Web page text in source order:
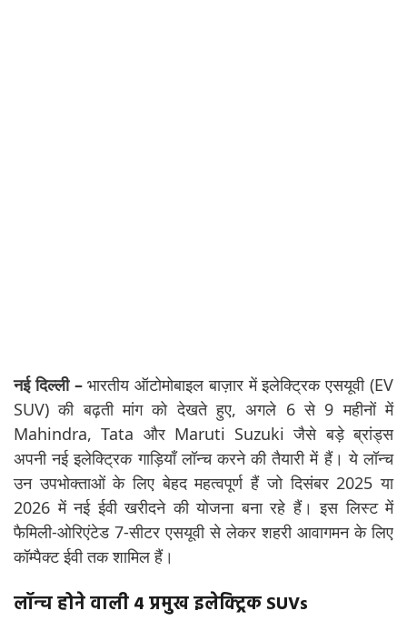
नई दिल्ली –भारतीय ऑटोमोबाइल बाज़ार में इलेक्ट्रिक एसयूवी (EV
SUV) की बढ़ती मांग को देखते हुए, अगले 6 से 9 महीनों में
Mahindra, Tata और Maruti Suzuki जैसे बड़े ब्रांड्स
अपनी नई इलेक्ट्रिक गाड़ियाँ लॉन्च करने की तैयारी में हैं। ये लॉन्च
उन उपभोक्ताओं के लिए बेहद महत्वपूर्ण हैं जो दिसंबर 2025 या
2026 में नई ईवी खरीदने की योजना बना रहे हैं। इस लिस्ट में
फैमिली-ओरिएंटेड 7-सीटर एसयूवी से लेकर शहरी आवागमन के लिए
कॉम्पैक्ट ईवी तक शामिल हैं।
लॉन्च होने वाली 4 प्रमुख इलेक्ट्रिक SUVs